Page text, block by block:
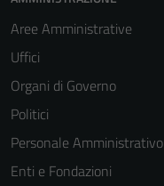
Aree Amministrative
Uffici
Organi di Governo
Politici
Personale Amministrativo
Enti e Fondazioni